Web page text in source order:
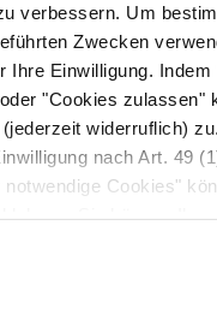
verbessern. Um
Zwecken
Ihre Einwilligung. Indem
"Cookies zulassen"
widerruflich)
nach Art. 49
Cookies"
Lincosamid-
Natriumfluorid,
vom
bei
Polystyrolsulfonat-
Es ist
Wirksamkeit